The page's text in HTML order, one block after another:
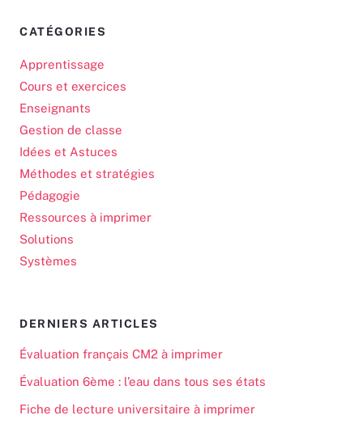
CATÉGORIES
Apprentissage
Cours et exercices
Enseignants
Gestion de classe
Idées et Astuces
Méthodes et stratégies
Pédagogie
Ressources à imprimer
Solutions
Systèmes
DERNIERS ARTICLES
Évaluation français CM2 à imprimer
Évaluation 6ème : l’eau dans tous ses états
Fiche de lecture universitaire à imprimer